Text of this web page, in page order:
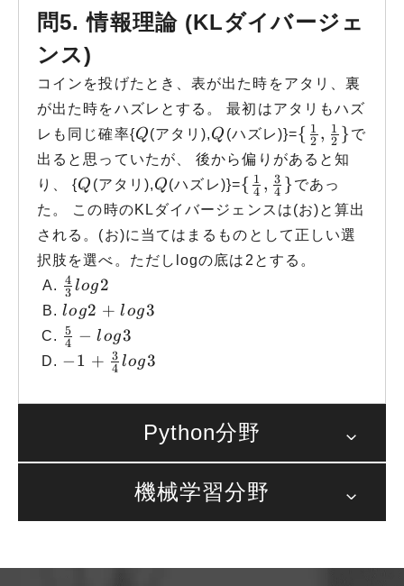
問5. 情報理論 (KLダイバージェ
ンス)
コインを投げたとき、表が出た時をアタリ、裏
が出た時をハズレとする。 最初はアタリもハズ
レも同じ確率{Q
Q(アタリ),Q
Q (ハズレ)}=\{
{ 2
1 , 2
1 }で
出ると思っていたが、 後から偏りがあると知
り、{Q
Q (アタリ),Q
Q(ハズレ)}=\{ \frac{1}{4},
{ 4
1 , 4
3 }であっ
た。 この時のKLダイバージェンスは(お)と算出
される。(お)に当てはまるものとして正しい選
択肢を選べ。ただしlogの底は2とする。
\frac{4}{3}log2
3
4 log2
log2 + log3
log2 + log3
\frac{5}{4}-log3
4
5 − log3
-1+\frac{3}{4}log3
−1 + 4
3 log3
Python分野
機械学習分野